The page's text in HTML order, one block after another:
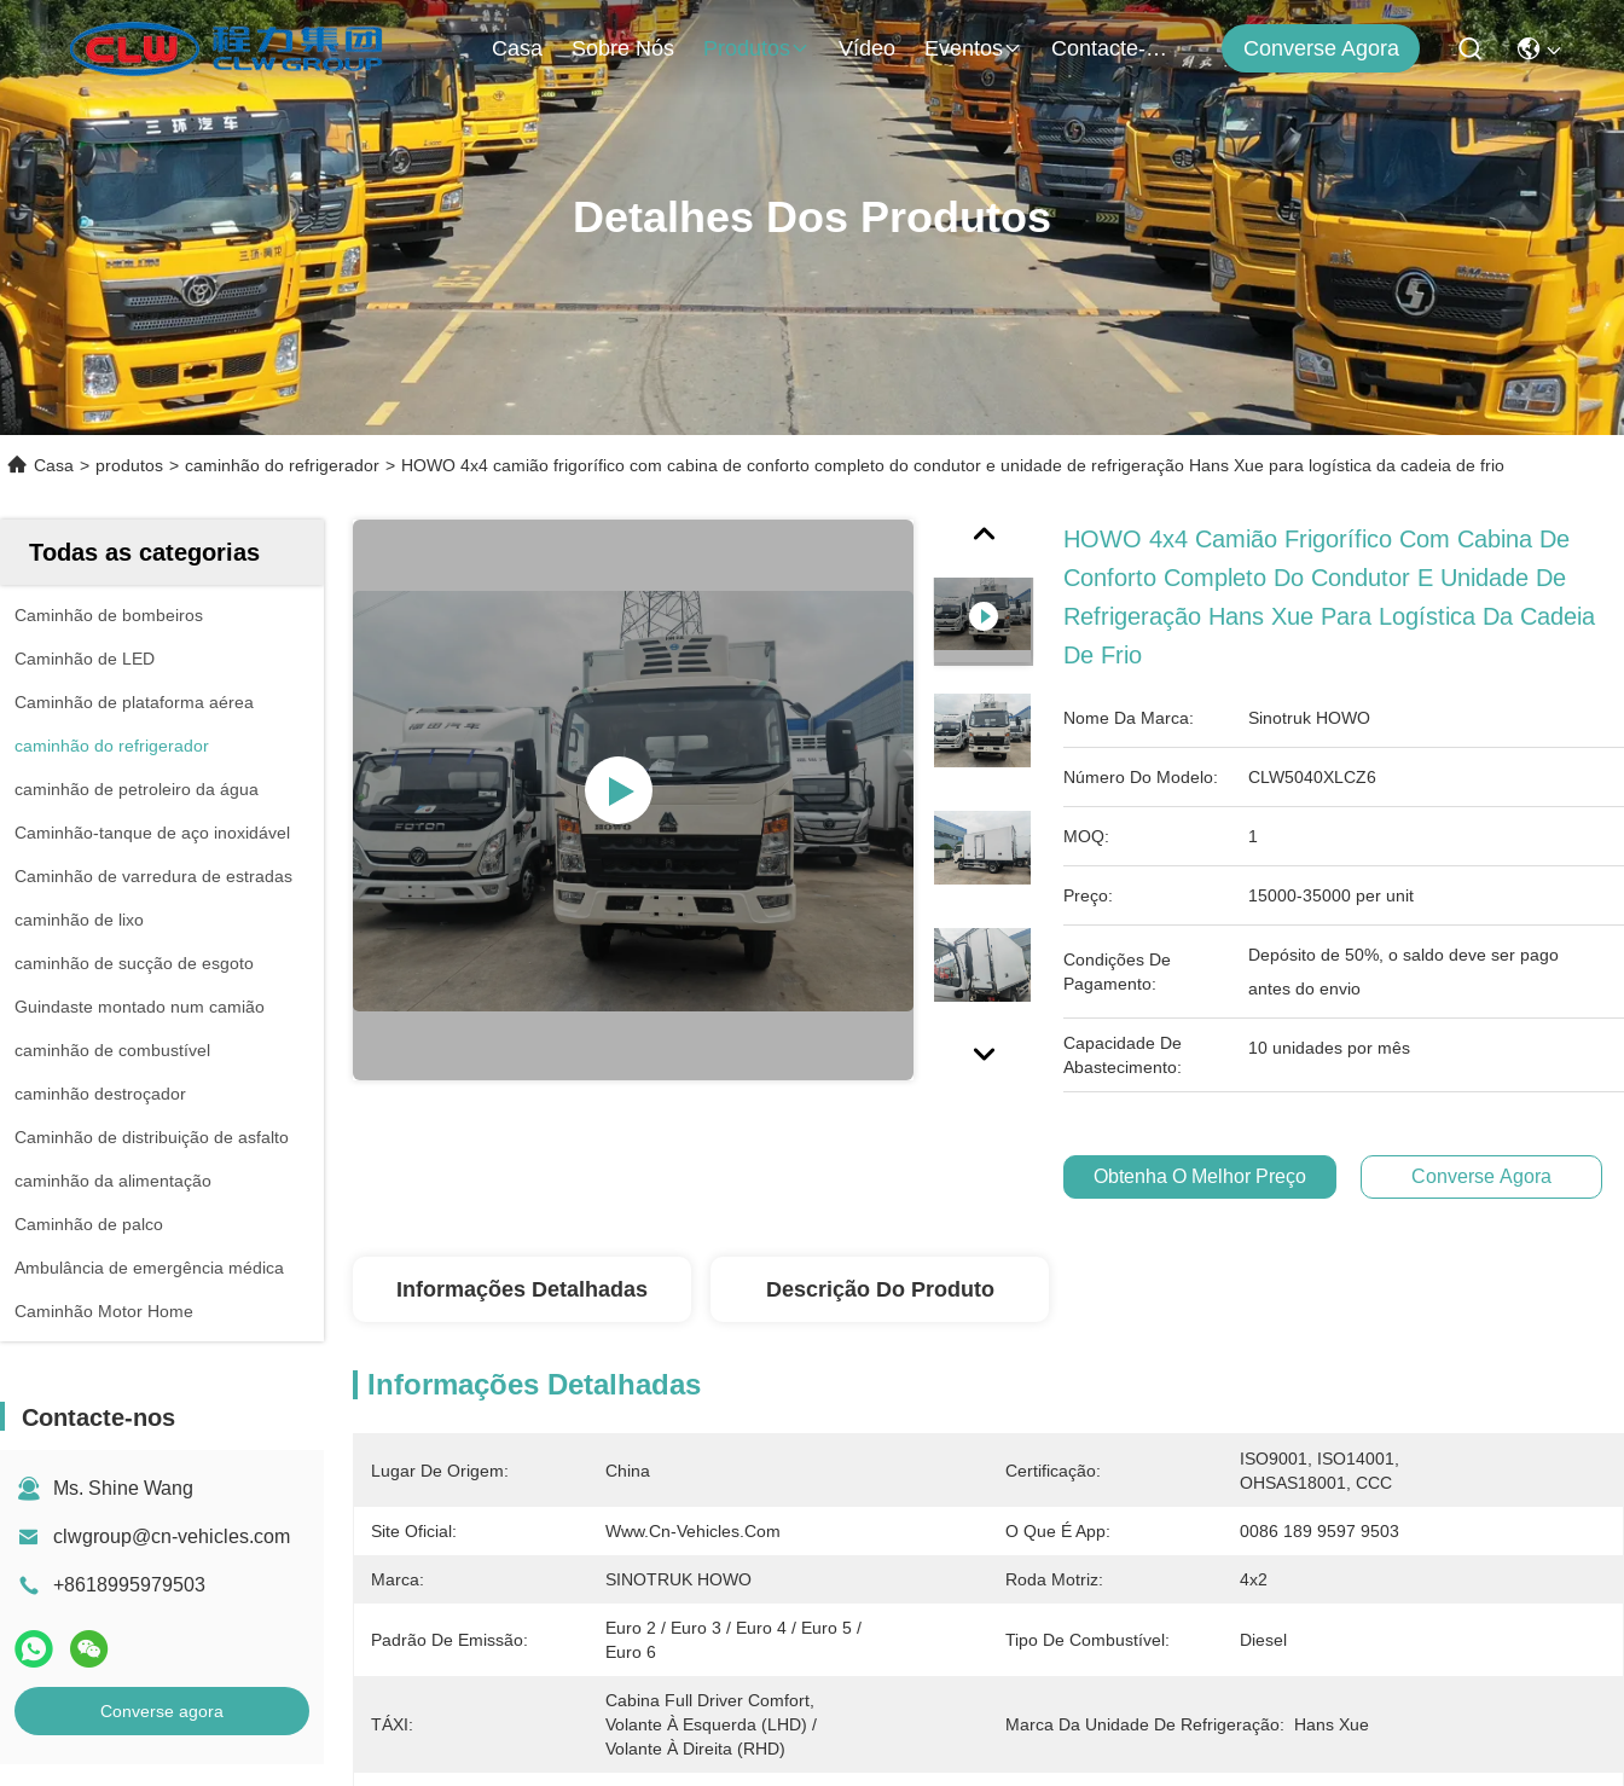
Casa Sobre Nós Produtos Vídeo Eventos Contacte-Nos Converse Agora
Detalhes Dos Produtos
Casa > produtos > caminhão do refrigerador > HOWO 4x4 camião frigorífico com cabina de conforto completo do condutor e unidade de refrigeração Hans Xue para logística da cadeia de frio
Todas as categorias
Caminhão de bombeiros
Caminhão de LED
Caminhão de plataforma aérea
caminhão do refrigerador
caminhão de petroleiro da água
Caminhão-tanque de aço inoxidável
Caminhão de varredura de estradas
caminhão de lixo
caminhão de sucção de esgoto
Guindaste montado num camião
caminhão de combustível
caminhão destroçador
Caminhão de distribuição de asfalto
caminhão da alimentação
Caminhão de palco
Ambulância de emergência médica
Caminhão Motor Home
Contacte-nos
Ms. Shine Wang
clwgroup@cn-vehicles.com
+8618995979503
Converse agora
HOWO 4x4 Camião Frigorífico Com Cabina De
Conforto Completo Do Condutor E Unidade De
Refrigeração Hans Xue Para Logística Da Cadeia
De Frio
Nome Da Marca: Sinotruk HOWO
Número Do Modelo: CLW5040XLCZ6
MOQ: 1
Preço: 15000-35000 per unit
Condições De
Pagamento:
Depósito de 50%, o saldo deve ser pago
antes do envio
Capacidade De
Abastecimento:
10 unidades por mês
Obtenha O Melhor Preço Converse Agora
Informações Detalhadas Descrição Do Produto
Informações Detalhadas
Lugar De Origem: China Certificação:
ISO9001, ISO14001,
OHSAS18001, CCC
Site Oficial: Www.cn-Vehicles.com O Que É App: 0086 189 9597 9503
Marca: SINOTRUK HOWO Roda Motriz: 4x2
Padrão De Emissão:
Euro 2 / Euro 3 / Euro 4 / Euro 5 /
Euro 6
Tipo De Combustível: Diesel
TÁXI:
Cabina Full Driver Comfort,
Volante À Esquerda (LHD) /
Volante À Direita (RHD)
Marca Da Unidade De Refrigeração: Hans Xue